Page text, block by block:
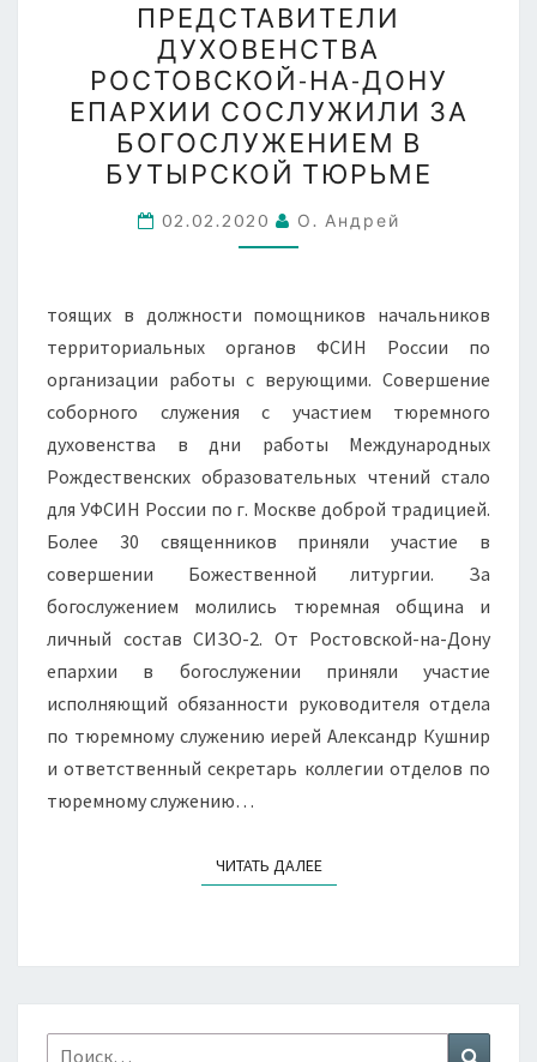
ДУХОВЕНСТВА
РОСТОВСКОЙ-
НА-
ДОНУ
ЕПАРХИИ
СОСЛУЖИЛИ
ЗА
БОГОСЛУЖЕНИЕМ
БУТЫРСКОЙ
ТЮРЬМЕ
ПРЕДСТАВИТЕЛИ
ДУХОВЕНСТВА
РОСТОВСКОЙ-НА-ДОНУ
ЕПАРХИИ СОСЛУЖИЛИ ЗА
БОГОСЛУЖЕНИЕМ В
БУТЫРСКОЙ ТЮРЬМЕ
02.02.2020 О. Андрей
тоящих в должности помощников начальников
территориальных органов ФСИН России по
организации работы с верующими. Совершение
соборного служения с участием тюремного
духовенства в дни работы Международных
Рождественских образовательных чтений стало
для УФСИН России по г. Москве доброй традицией.
Более 30 священников приняли участие в
совершении Божественной литургии. За
богослужением молились тюремная община и
личный состав СИЗО-2. От Ростовской-на-Дону
епархии в богослужении приняли участие
исполняющий обязанности руководителя отдела
по тюремному служению иерей Александр Кушнир
и ответственный секретарь коллегии отделов по
тюремному служению…
ЧИТАТЬ ДАЛЕЕЧИТАТЬ ДАЛЕЕ
Найти: